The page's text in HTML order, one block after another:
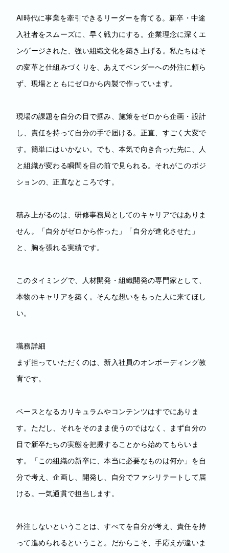
AI時代に事業を牽引できるリーダーを育てる。新卒・中途
入社者をスムーズに、早く戦力にする。企業理念に深くエ
ンゲージされた、強い組織文化を築き上げる。私たちはそ
の変革と仕組みづくりを、あえてベンダーへの外注に頼ら
ず、現場とともにゼロから内製で作っています。
現場の課題を自分の目で掴み、施策をゼロから企画・設計
し、責任を持って自分の手で届ける。正直、すごく大変で
す。簡単にはいかない。でも、本気で向き合った先に、人
と組織が変わる瞬間を目の前で見られる。それがこのポジ
ションの、正直なところです。
積み上がるのは、研修事務局としてのキャリアではありま
せん。「自分がゼロから作った」「自分が進化させた」
と、胸を張れる実績です。
このタイミングで、人材開発・組織開発の専門家として、
本物のキャリアを築く。そんな想いをもった人に来てほし
い。
職務詳細
まず担っていただくのは、新入社員のオンボーディング教
育です。
ベースとなるカリキュラムやコンテンツはすでにありま
す。ただし、それをそのまま使うのではなく、まず自分の
目で新卒たちの実態を把握することから始めてもらいま
す。「この組織の新卒に、本当に必要なものは何か」を自
分で考え、企画し、開発し、自分でファシリテートして届
ける。一気通貫で担当します。
外注しないということは、すべてを自分が考え、責任を持
って進められるということ。だからこそ、手応えが違いま